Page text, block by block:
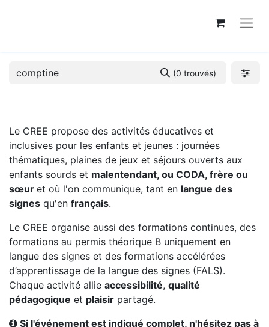
(0 trouvés)
Le CREE propose des activités éducatives et
inclusives pour les enfants et jeunes : journées
thématiques, plaines de jeux et séjours ouverts aux
enfants sourds et malentendant, ou CODA, frère ou
sœur et où l'on communique, tant en langue des
signes qu'en français.
Le CREE organise aussi des formations continues, des
formations au permis théorique B uniquement en
langue des signes et des formations accélérées
d’apprentissage de la langue des signes (FALS).
Chaque activité allie accessibilité, qualité
pédagogique et plaisir partagé.
Si l'événement est indiqué complet, n'hésitez pas à